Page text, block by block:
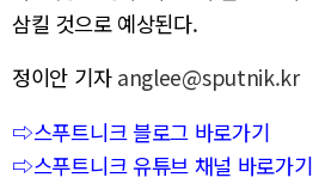
삼킬 것으로 예상된다.
정이안 기자 anglee@sputnik.kr
⇨스푸트니크 블로그 바로가기
⇨스푸트니크 유튜브 채널 바로가기